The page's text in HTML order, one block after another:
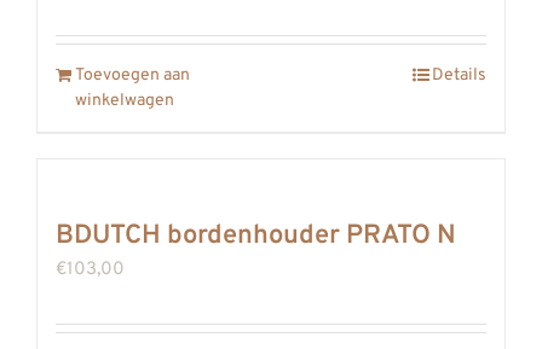
Toevoegen aan
winkelwagen
Details
BDUTCH bordenhouder PRATO N
€103,00